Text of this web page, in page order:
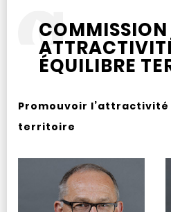
COMMISSION
ÉQUILIBRE
Promouvoir l’attractivité
territoire